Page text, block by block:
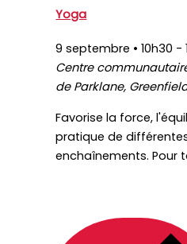
Yoga
9 septembre • 10h30 -
Centre
de Parklane,
Favorise la force,
pratique de
enchaînements. Pour